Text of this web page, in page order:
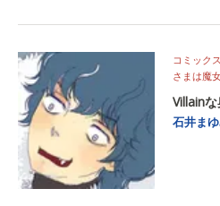
コミック
さまは魔
Villainな
石井ま